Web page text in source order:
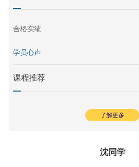
合格实绩
学员心声
课程推荐
了解更多
沈同学